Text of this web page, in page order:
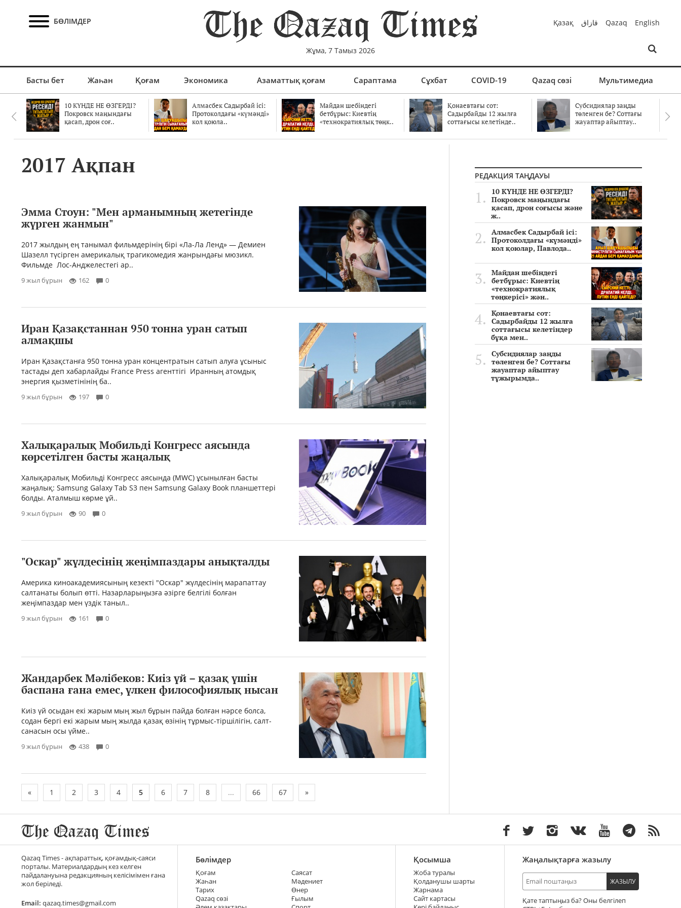
БӨЛІМДЕР
Жұма, 7 Тамыз 2026
Қазақ قازاق Qazaq English
Басты бет Жаһан Қоғам Экономика Азаматтық қоғам Сараптама Сұхбат COVID-19 Qazaq сөзі Мультимедиа
10 КҮНДЕ НЕ ӨЗГЕРДІ?
Покровск маңындағы
қасап, дрон соғ..
Алмасбек Садырбай ісі:
Протоколдағы «күмәнді»
кол қоюла..
Майдан шебіндегі
бетбұрыс: Киевтің
«технократиялық төңк..
Қонаевтағы сот:
Садырбайды 12 жылға
соттағысы келетінде..
Субсидиялар заңды
төленген бе? Соттағы
жауаптар айыптау..
2017 Ақпан
Эмма Стоун: "Мен арманымның жетегінде
жүрген жанмын"
2017 жылдың ең танымал фильмдерінің бірі «Ла-Ла Ленд» — Демиен
Шазелл түсірген америкалық трагикомедия жанрындағы мюзикл.
Фильмде Лос-Анджелестегі ар..
9 жыл бұрын 162 0
Иран Қазақстаннан 950 тонна уран сатып
алмақшы
Иран Қазақстанға 950 тонна уран концентратын сатып алуға ұсыныс
тастады деп хабарлайды France Press агенттігі Иранның атомдық
энергия қызметінінің ба..
9 жыл бұрын 197 0
Халықаралық Мобильді Конгресс аясында
көрсетілген басты жаңалық
Халықаралық Мобильді Конгресс аясында (MWC) ұсынылған басты
жаңалық: Samsung Galaxy Tab S3 пен Samsung Galaxy Book планшеттері
болды. Аталмыш көрме ұй..
9 жыл бұрын 90 0
"Оскар" жүлдесінің жеңімпаздары анықталды
Америка киноакадемиясының кезекті "Оскар" жүлдесінің марапаттау
салтанаты болып өтті. Назарларыңызға әзірге белгілі болған
жеңімпаздар мен үздік таныл..
9 жыл бұрын 161 0
Жандарбек Мәлібеков: Киiз үй – қазақ үшiн
баспана ғана емес, үлкен философиялық нысан
Киiз үй осыдан екi жарым мың жыл бұрын пайда болған нәрсе болса,
содан бергi екi жарым мың жылда қазақ өзiнiң тұрмыс-тiршiлiгiн, салт-
санасын осы үйме..
9 жыл бұрын 438 0
« 1 2 3 4 5 6 7 8 ... 66 67 »
РЕДАКЦИЯ ТАҢДАУЫ
10 КҮНДЕ НЕ ӨЗГЕРДІ?
Покровск маңындағы
қасап, дрон соғысы және
ж..
Алмасбек Садырбай ісі:
Протоколдағы «күмәнді»
кол қоюлар, Павлода..
Майдан шебіндегі
бетбұрыс: Киевтің
«технократиялық
төңкерісі» жән..
Қонаевтағы сот:
Садырбайды 12 жылға
соттағысы келетіндер
бұқа мен..
Субсидиялар заңды
төленген бе? Соттағы
жауаптар айыптау
тұжырымда..
Qazaq Times - ақпараттық, қоғамдық-саяси
порталы. Материалдардың кез келген
пайдалануына редакцияның келісімімен ғана
жол беріледі.
Email: qazaq.times@gmail.com
Бөлімдер
Қоғам
Жаһан
Тарих
Qazaq сөзі
Саясат
Мәдениет
Өнер
Ғылым
Қосымша
Жоба туралы
Қолданушы шарты
Жарнама
Сайт картасы
Жаңалықтарға жазылу
ЖАЗЫЛУ
Қате таптыңыз ба? Оны белгілеп